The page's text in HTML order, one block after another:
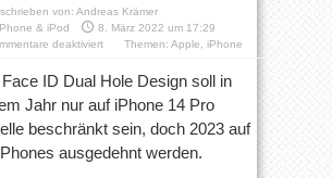
von: Andreas Krämer
& iPod
8. März 2022 um 17:29
deaktiviertfür
ID
Dual
Hole
soll
2022
Themen: Apple iPhone
ID Dual Hole Design soll in
Jahr nur auf iPhone 14 Pro
beschränkt sein, doch 2023 auf
ausgedehnt werden.